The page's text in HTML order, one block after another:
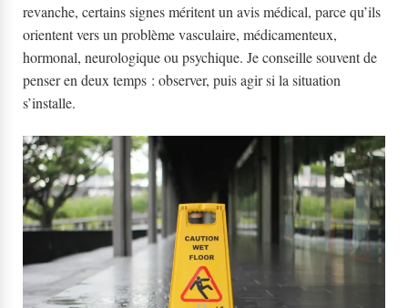
revanche, certains signes méritent un avis médical, parce qu’ils
orientent vers un problème vasculaire, médicamenteux,
hormonal, neurologique ou psychique. Je conseille souvent de
penser en deux temps : observer, puis agir si la situation
s’installe.